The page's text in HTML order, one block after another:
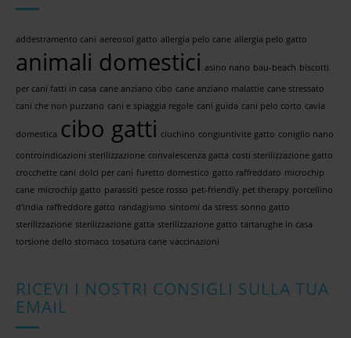
addestramento cani aereosol gatto allergia pelo cane allergia pelo gatto
animali domestici asino nano bau-beach biscotti
per cani fatti in casa cane anziano cibo cane anziano malattie cane stressato
cani che non puzzano cani e spiaggia regole cani guida cani pelo corto cavia
domestica cibo gatti ciuchino congiuntivite gatto coniglio nano
controindicazioni sterilizzazione convalescenza gatta costi sterilizzazione gatto
crocchette cani dolci per cani furetto domestico gatto raffreddato microchip
cane microchip gatto parassiti pesce rosso pet-friendly pet therapy porcellino
d'india raffreddore gatto randagismo sintomi da stress sonno gatto
sterilizzazione sterilizzazione gatta sterilizzazione gatto tartarughe in casa
torsione dello stomaco tosatura cane vaccinazioni
RICEVI I NOSTRI CONSIGLI SULLA TUA
EMAIL